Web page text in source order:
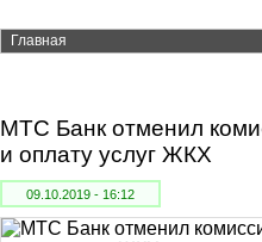
Главная
МТС Банк отменил
и оплату услуг ЖКХ
09.10.2019 - 16:12